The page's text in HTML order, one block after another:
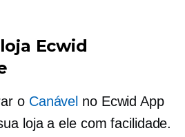
Ecwid
o Canável no Ecwid App
loja a ele com facilidade.